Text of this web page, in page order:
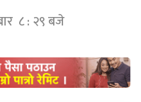
८ : २९ बजे